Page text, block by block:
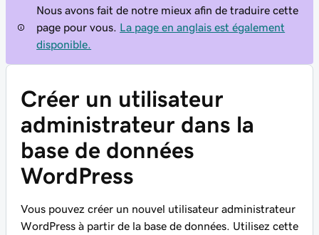
Nous avons fait de notre mieux afin de traduire cette
page pour vous.
La page en anglais est également
disponible.
Créer un utilisateur
administrateur dans la
base de données
WordPress
Vous pouvez créer un nouvel utilisateur administrateur
WordPress à partir de la base de données. Utilisez cette